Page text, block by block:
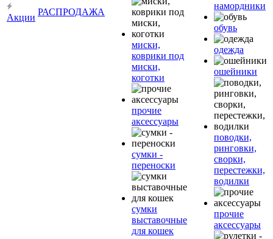
Акции
РАСПРОДАЖА
миски,
коврики под
миски,
коготки
прочие
аксессуары
сумки -
переноски
сумки
выставочные
для кошек
намордники
обувь
одежда
ошейники
поводки,
ринговки,
сворки,
перестежки,
водилки
прочие
аксессуары